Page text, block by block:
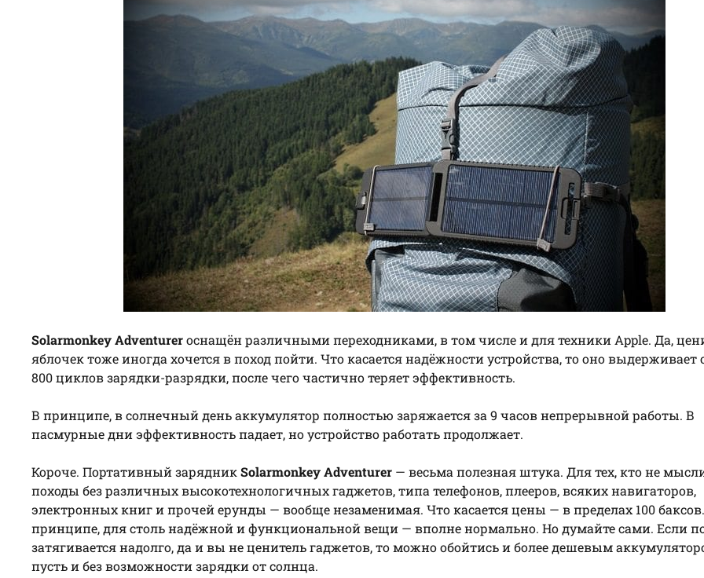
Solarmonkey Adventurerоснащён различными переходниками, в том числе и для техники Apple. Да,
яблочек тоже иногда хочется в поход пойти. Что касается надёжности устройства, то оно выдерживает
800 циклов зарядки-разрядки, после чего частично теряет эффективность.
В принципе, в солнечный день аккумулятор полностью заряжается за 9 часов непрерывной работы. В
пасмурные дни эффективность падает, но устройство работать продолжает.
Короче. Портативный зарядникSolarmonkey Adventurer — весьма полезная штука. Для тех, кто не
походы без различных высокотехнологичных гаджетов, типа телефонов, плееров, всяких навигаторов,
электронных книг и прочей ерунды — вообще незаменимая. Что касается цены — в пределах 100
принципе, для столь надёжной и функциональной вещи — вполне нормально. Но думайте сами. Если
затягивается надолго, да и вы не ценитель гаджетов, то можно обойтись и более дешевым
пусть и без возможности зарядки от солнца.